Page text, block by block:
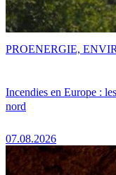
Incendies en Europe :
nord
07.08.2026
PROENERGIE,